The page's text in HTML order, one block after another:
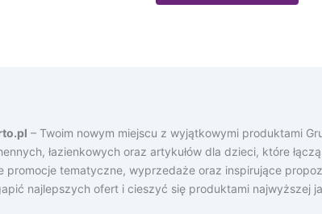
– Twoim nowym miejscu z wyjątkowymi produktami
łazienkowych oraz artykułów dla dzieci, które
promocje tematyczne, wyprzedaże oraz inspirujące
najlepszych ofert i cieszyć się produktami najwyższej